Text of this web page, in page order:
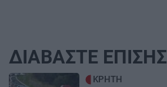
ΔΙΑΒΑΣΤΕ ΕΠΙΣΗΣ
Image ΚΡΗΤΗ